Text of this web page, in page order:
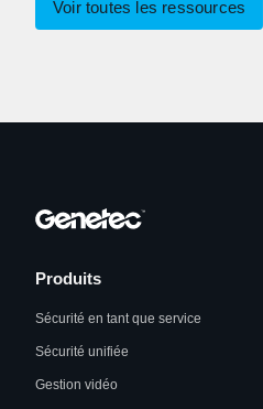
Voir toutes les ressources
Produits
Sécurité en tant que service
Sécurité unifiée
Gestion vidéo